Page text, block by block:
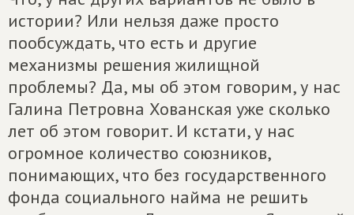
истории? Или нельзя даже просто
пообсуждать, что есть и другие
механизмы решения жилищной
проблемы? Да, мы об этом говорим, у нас
Галина Петровна Хованская уже сколько
лет об этом говорит. И кстати, у нас
огромное количество союзников,
понимающих, что без государственного
фонда социального найма не решить